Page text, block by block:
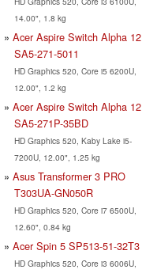
14.00", 1.8 kg
Acer Aspire Switch Alpha 12
SA5-271-5011
HD Graphics 520, Core i5 6200U,
12.00", 1.2 kg
Acer Aspire Switch Alpha 12
SA5-271P-35BD
HD Graphics 520, Kaby Lake i5-
7200U, 12.00", 1.25 kg
Asus Transformer 3 PRO
T303UA-GN050R
HD Graphics 520, Core i7 6500U,
12.60", 0.84 kg
Acer Spin 5 SP513-51-32T3
HD Graphics 520, Core i3 6006U,